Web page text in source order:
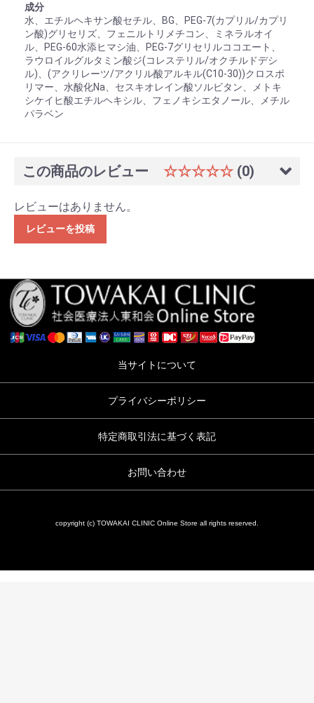
成分
水、エチルヘキサン酸セチル、BG、PEG-7(カプリル/カプリ
ン酸)グリセリズ、フェニルトリメチコン、ミネラルオイ
ル、PEG-60水添ヒマシ油、PEG-7グリセリルココエート、
ラウロイルグルタミン酸ジ(コレステリル/オクチルドデシ
ル)、(アクリレーツ/アクリル酸アルキル(C10-30))クロスポ
リマー、水酸化Na、セスキオレイン酸ソルビタン、メトキ
シケイヒ酸エチルヘキシル、フェノキシエタノール、メチル
パラベン
この商品のレビュー ☆☆☆☆☆ (0)
レビューはありません。
レビューを投稿
当サイトについて
プライバシーポリシー
特定商取引法に基づく表記
お問い合わせ
copyright (c) TOWAKAI CLINIC Online Store all rights reserved.